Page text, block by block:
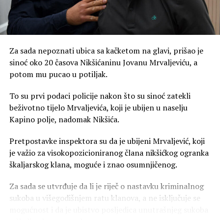
Iz UP kazali su i da je Raičević prilikom hapšenja ometao
policijske službenike, zbog čega je protiv njega podnijeta
prekršajna prijava u skladu sa Zakonom o javnom redu i
Iz Uprave policije nijesu precizirali kada je Raičević
osuđen, niti da li je riječ o osobi koja je prije dvije godine
Prema Krivičnom zakoniku, u kom je članom 168
propisana sankcija za krivično djelo zbog kog je osuđen,
mjeseca do tri godine.
“Ko ugrozi sigurnost nekog lica prijetnjom da će napasti
novčanom kaznom ili zatvorom do jedne godine. Ko djelo
iz stava 1 ovog člana učini prema više lica ili ako je djelo
Za sada nepoznati ubica sa kačketom na glavi, prišao je
sinoć oko 20 časova Nikšićaninu Jovanu Mrvaljeviću, a
potom mu pucao u potiljak.
To su prvi podaci policije nakon što su sinoć zatekli
beživotno tijelo Mrvaljevića, koji je ubijen u naselju
Kapino polje, nadomak Nikšića.
Pretpostavke inspektora su da je ubijeni Mrvaljević, koji
je važio za visokopozicioniranog člana nikšićkog ogranka
škaljarskog klana, moguće i znao osumnjičenog.
Za sada se utvrđuje da li je riječ o nastavku kriminalnog
sukoba u višegodišnjem ratu klanova, a ne isključuje se